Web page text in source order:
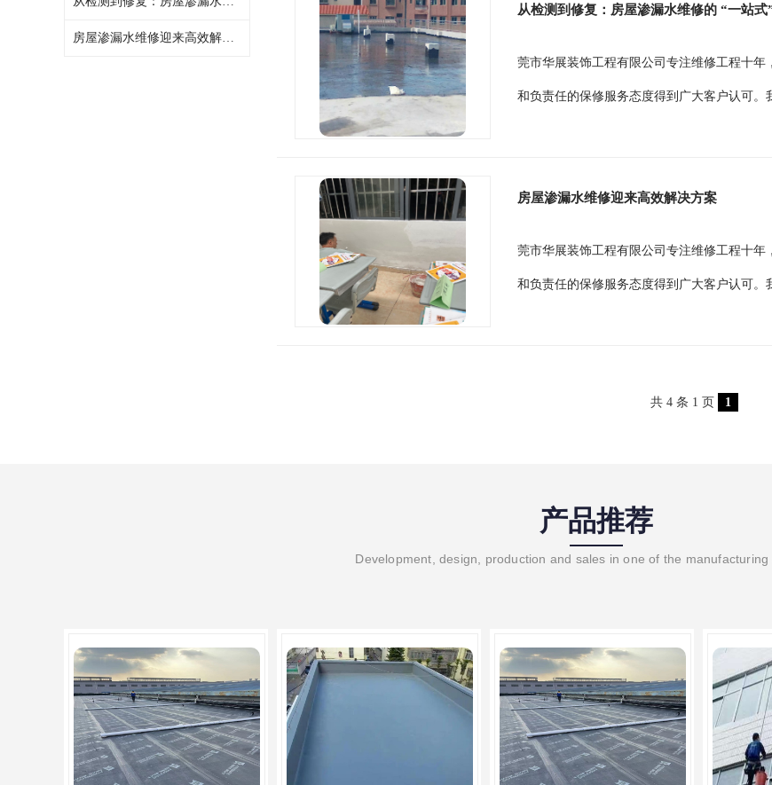
房屋渗漏水维修迎来高效解决方案
从检测到修复：房屋渗漏水维修的 “一站式
莞市华展装饰工程有限公司专注维修工程十
和负责任的保修服务态度得到广大客户认可。
房屋渗漏水维修迎来高效解决方案
莞市华展装饰工程有限公司专注维修工程十
和负责任的保修服务态度得到广大客户认可。
共 4 条 1 页 1
产品推荐
Development, design, production and sales in one of the